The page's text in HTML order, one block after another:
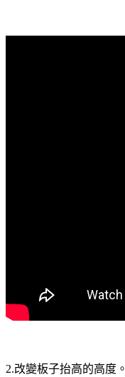
2.改變板子抬高的高度。